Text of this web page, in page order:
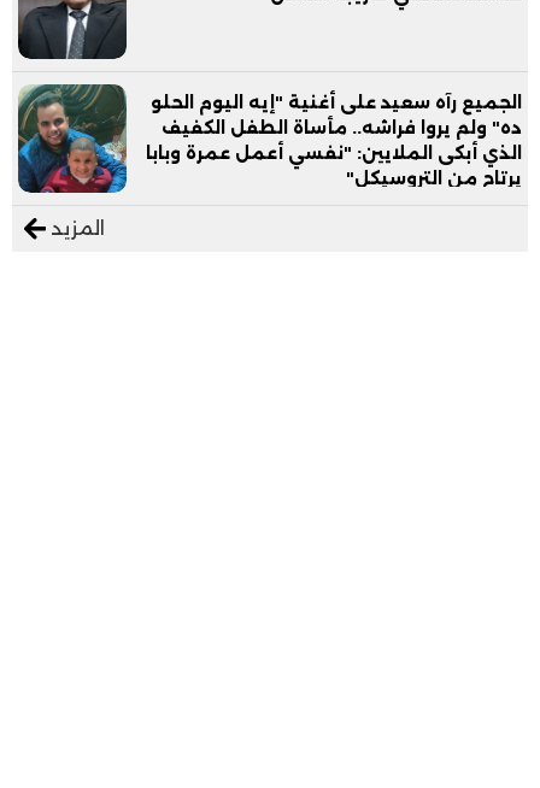
الجميع رآه سعيد على أغنية "إيه اليوم الحلو
ده" ولم يروا فراشه.. مأساة الطفل الكفيف
الذي أبكى الملايين: "نفسي أعمل عمرة وبابا
يرتاح من التروسيكل"
المزيد